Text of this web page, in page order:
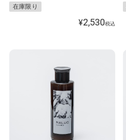
在庫限り
¥2,530税込